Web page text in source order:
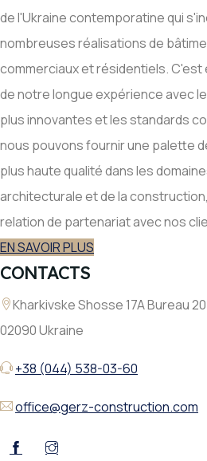
de l'Ukraine contemporatine qui
nombreuses réalisations de
commerciaux et résidentiels. C'est
de notre longue expérience avec
plus innovantes et les standards
nous pouvons fournir une palette
plus haute qualité dans les
architecturale et de la
relation de partenariat avec nos
EN SAVOIR PLUS
CONTACTS
Kharkivske Shosse 17A Bureau
02090 Ukraine
+38 (044) 538-03-60
office@gerz-construction.com